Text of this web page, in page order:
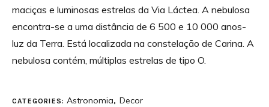
maciças e luminosas estrelas da Via Láctea. A nebulosa
encontra-se a uma distância de 6 500 e 10 000 anos-
luz da Terra. Está localizada na constelação de Carina. A
nebulosa contém, múltiplas estrelas de tipo O.
CATEGORIES:Astronomia, Decor